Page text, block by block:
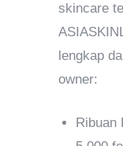
skincare
lengkap
owner:
Ribuan